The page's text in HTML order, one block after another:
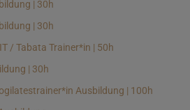
| 30h
| 30h
/ Tabata Trainer*in | 50h
| 30h
Ausbildung | 100h